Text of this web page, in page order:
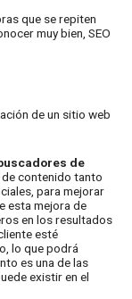
que se repiten
muy bien, SEO
de un sitio web
de
contenido tanto
para mejorar
esta mejora de
en los resultados
esté
lo que podrá
es una de las
existir en el